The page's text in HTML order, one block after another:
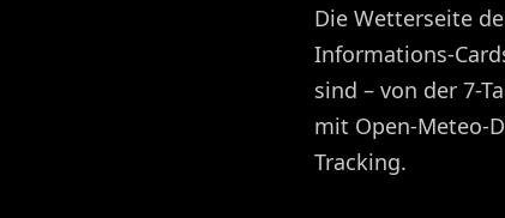
Die Wetterseite
Informations-
sind – von der 7-
mit Open-Meteo-
Tracking.